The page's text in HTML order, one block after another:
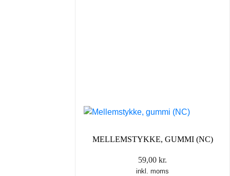
MELLEMSTYKKE, GUMMI (NC)
59,00 kr.
inkl. moms